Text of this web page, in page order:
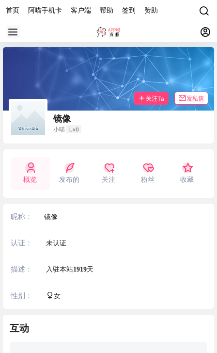
首页 阿喵手机卡 客户端 帮助 签到 赞助
镜像
小喵 Lv0
关注Ta 发私信
概览 发布的 关注 粉丝 收藏
昵称： 镜像
认证： 未认证
描述： 入驻本站1919天
性别： 女
互动